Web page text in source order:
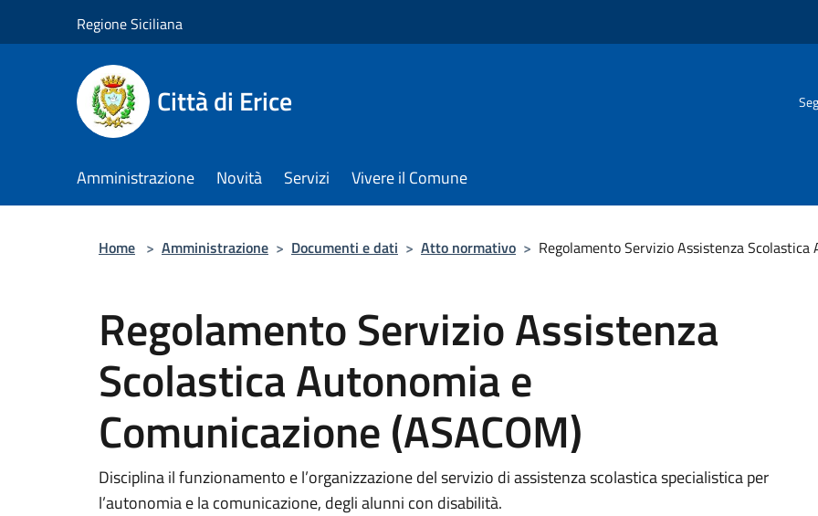
Regione Siciliana
Città di Erice
Amministrazione Novità Servizi Vivere il Comune
Home > Amministrazione > Documenti e dati > Atto normativo > Regolamento Servizio Assistenza
Regolamento Servizio Assistenza
Scolastica Autonomia e
Comunicazione (ASACOM)
Disciplina il funzionamento e l’organizzazione del servizio di assistenza scolastica specialistica per
l’autonomia e la comunicazione, degli alunni con disabilità.